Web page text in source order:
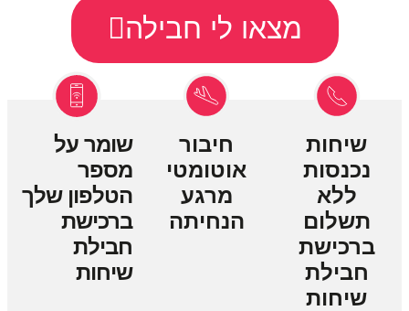
מצאו לי חבילה
שיחות
נכנסות
ללא
תשלום
ברכישת
חבילת
שיחות
חיבור
אוטומטי
מרגע
הנחיתה
שומר על
מספר
הטלפון שלך
ברכישת
חבילת
שיחות